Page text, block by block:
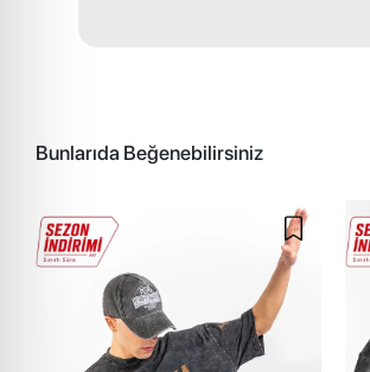
Bunlarıda Beğenebilirsiniz